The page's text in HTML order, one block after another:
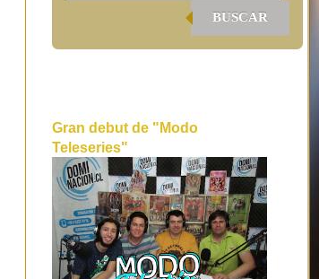
BUSCAR
Gran debut de "Modo
Teleseries"